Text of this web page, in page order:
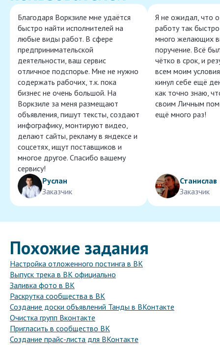
Благодаря Воркзиле мне удаётся
быстро найти исполнителей на
любые виды работ. В сфере
предпринимательской
деятельности, ваш сервис
отличное подспорье. Мне не нужно
содержать рабочих, т.к. пока
бизнес не очень большой. На
Воркзиле за меня размещают
объявления, пишут тексты, создают
инфографику, монтируют видео,
делают сайты, рекламу в яндексе и
соцсетях, ищут поставщиков и
многое другое. Спасибо вашему
сервису!
Руслан
Заказчик
Я не ожидал, что
работу так
много желающих
поручение. Всё
чётко в срок, и
всем моим
кинул себе ещё
как точно знаю,
своим Личным
ещё много раз!
Станислав
Заказчик
Похожие задания
Настройка отложенного постинга в ВК
Выпуск трека в ВК официально
Заливка фото в ВК
Раскрутка сообщества в ВК
Создание доски объявлений Танды в ВКонтакте
Очистка групп Вконтакте
Пригласить в сообщество ВК
Создание прайс-листа для ВКонтакте